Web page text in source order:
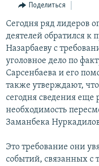
Вернутся
поиску
КЫРГЫЗЧА
ЎЗБЕКЧА
ТОҶИКӢ
TÜRKMENÇE
Все сайты РСЕ/РС
Поделиться
Сегодня ряд лидеров
деятелей обратился к
Назарбаеву с
уголовное дело по
Сарсенбаева и его
также утверждают,
сегодня сведения еще
необходимость
Заманбека
Это требование они
событий, связанных с